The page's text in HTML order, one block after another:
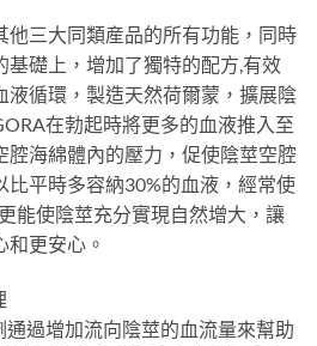
他三大同類産品的所有功能，同時
基礎上，增加了獨特的配方,有效
液循環，製造天然荷爾蒙，擴展陰
在勃起時將更多的血液推入至
腔海綿體內的壓力，促使陰莖空腔
比平時多容納30%的血液，經常使
能使陰莖充分實現自然增大，讓
和更安心。
過增加流向陰莖的血流量來幫助